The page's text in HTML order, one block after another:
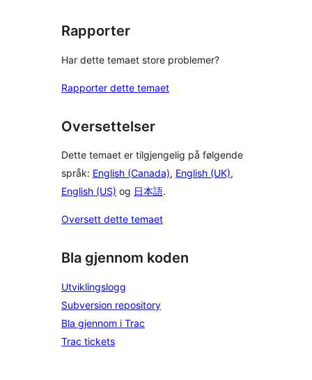
Rapporter
Har dette temaet store problemer?
Rapporter dette temaet
Oversettelser
Dette temaet er tilgjengelig på følgende
språk: English (Canada), English (UK),
English (US) og 日本語.
Oversett dette temaet
Bla gjennom koden
Utviklingslogg
Subversion repository
Bla gjennom i Trac
Trac tickets